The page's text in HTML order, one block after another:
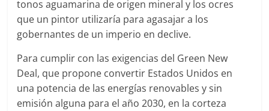
tonos aguamarina de origen mineral y los ocres
que un pintor utilizaría para agasajar a los
gobernantes de un imperio en declive.
Para cumplir con las exigencias del Green New
Deal, que propone convertir Estados Unidos en
una potencia de las energías renovables y sin
emisión alguna para el año 2030, en la corteza